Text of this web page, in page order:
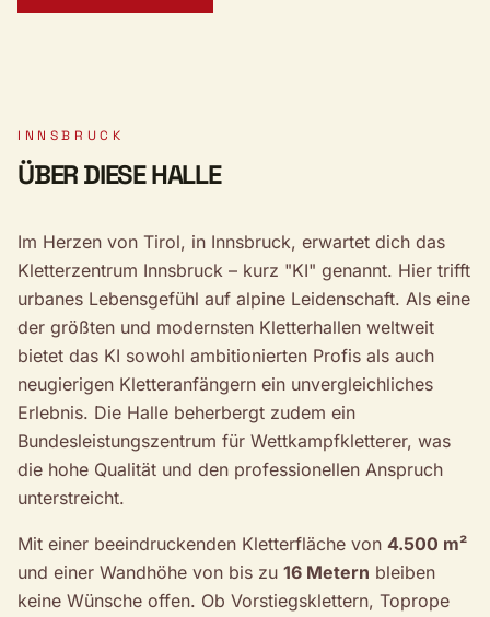
INNSBRUCK
ÜBER DIESE HALLE
Im Herzen von Tirol, in Innsbruck, erwartet dich das
Kletterzentrum Innsbruck – kurz "KI" genannt. Hier trifft
urbanes Lebensgefühl auf alpine Leidenschaft. Als eine
der größten und modernsten Kletterhallen weltweit
bietet das KI sowohl ambitionierten Profis als auch
neugierigen Kletteranfängern ein unvergleichliches
Erlebnis. Die Halle beherbergt zudem ein
Bundesleistungszentrum für Wettkampfkletterer, was
die hohe Qualität und den professionellen Anspruch
unterstreicht.
Mit einer beeindruckenden Kletterfläche von 4.500 m²
und einer Wandhöhe von bis zu 16 Metern bleiben
keine Wünsche offen. Ob Vorstiegsklettern, Toprope